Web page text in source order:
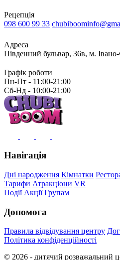
Рецепція
098 600 99 33
Адреса
Південний бульвар, 36в, м.
Графік роботи
Пн-Пт - 11:00-21:00
Сб-Нд - 10:00-21:00
Навігація
Дні народження Кімнатки
Тарифи Атракціони VR
Події Акції Групам
Допомога
Правила відвідування центру
Політика конфіденційності
© 2026 - дитячий розважальний